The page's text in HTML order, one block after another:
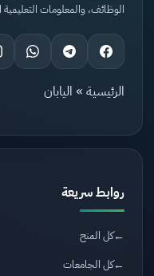
الوظائف، والمعلومات
الرئيسية » اليابان
روابط سريعة
كل المنح
كل الجامعات